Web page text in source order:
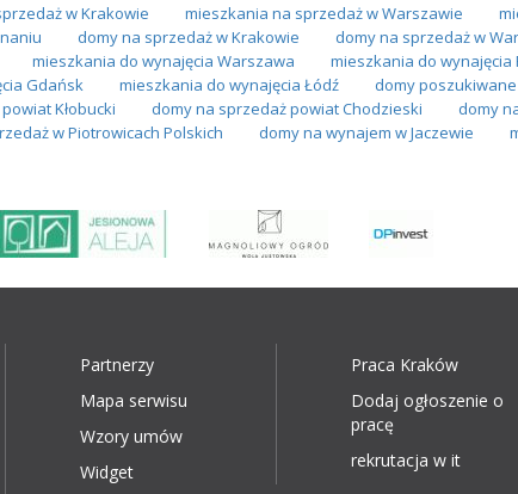
w Krakowie mieszkania na sprzedaż w Warszawie
domy na sprzedaż w Krakowie domy na sprzedaż w
mieszkania do wynajęcia Warszawa mieszkania do wynajęcia
Gdańsk mieszkania do wynajęcia Łódź domy
Kłobucki domy na sprzedaż powiat Chodzieski
domy
w Piotrowicach Polskich domy na wynajem w Jaczewie
Partnerzy
Mapa serwisu
Wzory umów
Widget
Praca Kraków
Dodaj ogłoszenie o
pracę
rekrutacja w it